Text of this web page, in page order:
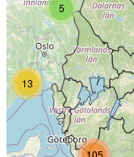
5
13
105